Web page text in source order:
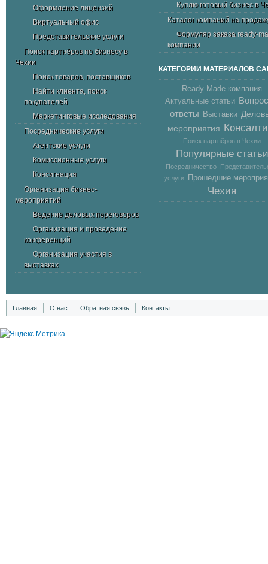
Оформление лицензий
Виртуальный офис
Представительские услуги
Поиск партнёров по бизнесу в
Чехии
Поиск товаров, поставщиков
Найти клиента, поиск
покупателей
Маркетинговые исследования
Посреднические услуги
Агентские услуги
Комиссионные услуги
Консигнация
Организация бизнес-
мероприятий
Ведение деловых переговоров
Организация и проведение
конференций
Организация участия в
выставках
Куплю готовый бизнес в
Каталог компаний на
Формуляр заказа ready-
компании
КАТЕГОРИИ МАТЕРИАЛОВ
Ready Made компания
Актуальные статьи
ответы Выставки
мероприятия
Поиск партнёров в Чехии
Популярные статьи
Посредничество
услуги
Прошедшие
Чехия
Главная О нас Обратная связь Контакты